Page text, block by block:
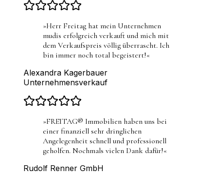
»Herr Freitag hat mein Unternehmen
mudis erfolgreich verkauft und mich mit
dem Verkaufspreis völlig überrascht. Ich
bin immer noch total begeistert!«
Alexandra Kagerbauer
Unternehmensverkauf
»FREITAG® Immobilien haben uns bei
einer finanziell sehr dringlichen
Angelegenheit schnell und professionell
geholfen. Nochmals vielen Dank dafür!«
Rudolf Renner GmbH